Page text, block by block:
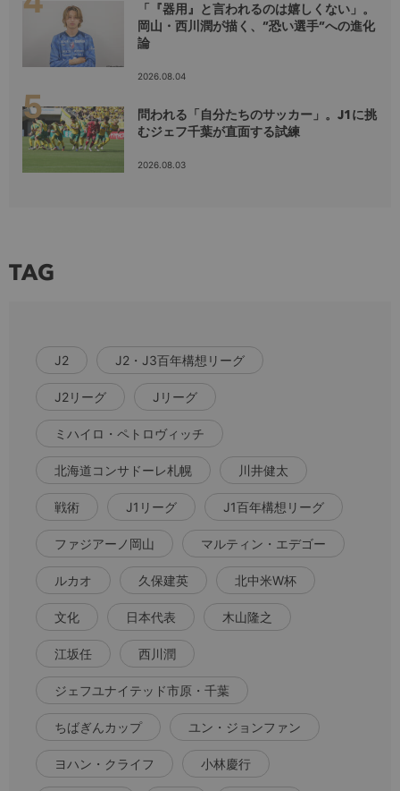
「『器用』と言われるのは嬉しくない」。
岡山・西川潤が描く、”恐い選手”への進化
論
2026.08.04
問われる「自分たちのサッカー」。J1に挑
むジェフ千葉が直面する試練
2026.08.03
TAG
J2 J2・J3百年構想リーグ
J2リーグ Jリーグ
ミハイロ・ペトロヴィッチ
北海道コンサドーレ札幌 川井健太
戦術 J1リーグ J1百年構想リーグ
ファジアーノ岡山 マルティン・エデゴー
ルカオ 久保建英 北中米W杯
文化 日本代表 木山隆之
江坂任 西川潤
ジェフユナイテッド市原・千葉
ちばぎんカップ ユン・ジョンファン
ヨハン・クライフ 小林慶行